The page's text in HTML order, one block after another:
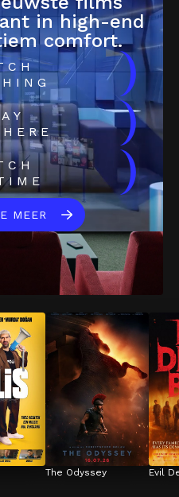
in high-end
comfort.
)
)
)
MEER
The Odyssey Evil